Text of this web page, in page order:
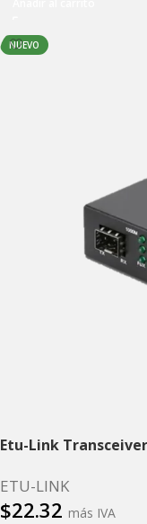
NUEVO
Etu-Link
ETU-LINK
$22.32 más IVA